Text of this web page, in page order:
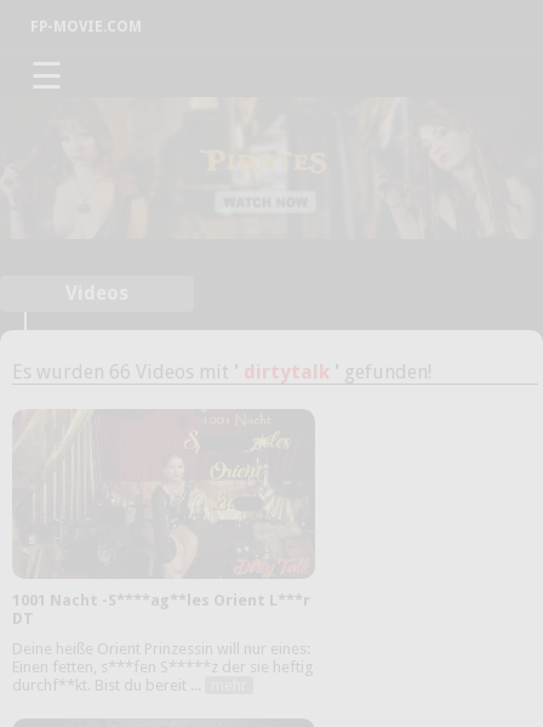
FP-MOVIE.COM
☰
Es wurden 66 Videos mit ' dirtytalk ' gefunden!
1001 Nacht -S****ag**les Orient L***r
DT
Deine heiße Orient Prinzessin will nur eines:
Einen fetten, s***fen S*****z der sie heftig
durchf**kt. Bist du bereit ...